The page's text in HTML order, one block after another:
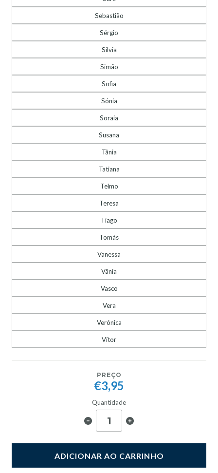
Sebastião
Sérgio
Sílvia
Simão
Sofia
Sónia
Soraia
Susana
Tânia
Tatiana
Telmo
Teresa
Tiago
Tomás
Vanessa
Vânia
Vasco
Vera
Verónica
Vítor
PREÇO
€3,95
Quantidade
ADICIONAR AO CARRINHO